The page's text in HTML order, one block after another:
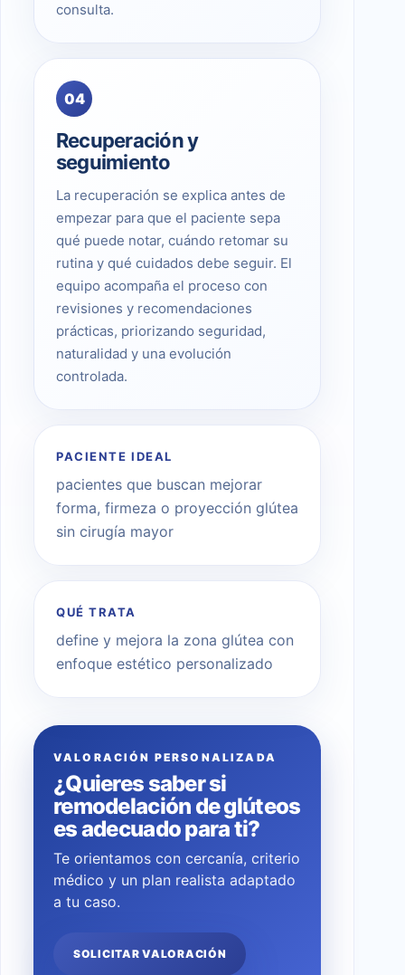
consulta.
04
Recuperación y
seguimiento
La recuperación se explica antes de
empezar para que el paciente sepa
qué puede notar, cuándo retomar su
rutina y qué cuidados debe seguir. El
equipo acompaña el proceso con
revisiones y recomendaciones
prácticas, priorizando seguridad,
naturalidad y una evolución
controlada.
PACIENTE IDEAL
pacientes que buscan mejorar
forma, firmeza o proyección glútea
sin cirugía mayor
QUÉ TRATA
define y mejora la zona glútea con
enfoque estético personalizado
VALORACIÓN PERSONALIZADA
¿Quieres saber si
remodelación de glúteos
es adecuado para ti?
Te orientamos con cercanía, criterio
médico y un plan realista adaptado
a tu caso.
SOLICITAR VALORACIÓN